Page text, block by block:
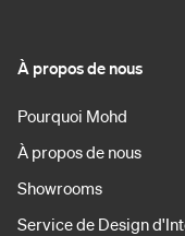
À propos de nous
Pourquoi Mohd
À propos de nous
Showrooms
Service de Design